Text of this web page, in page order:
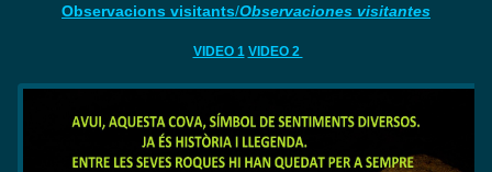
Observacions visitants/Observaciones visitantes
VIDEO 1 VIDEO 2